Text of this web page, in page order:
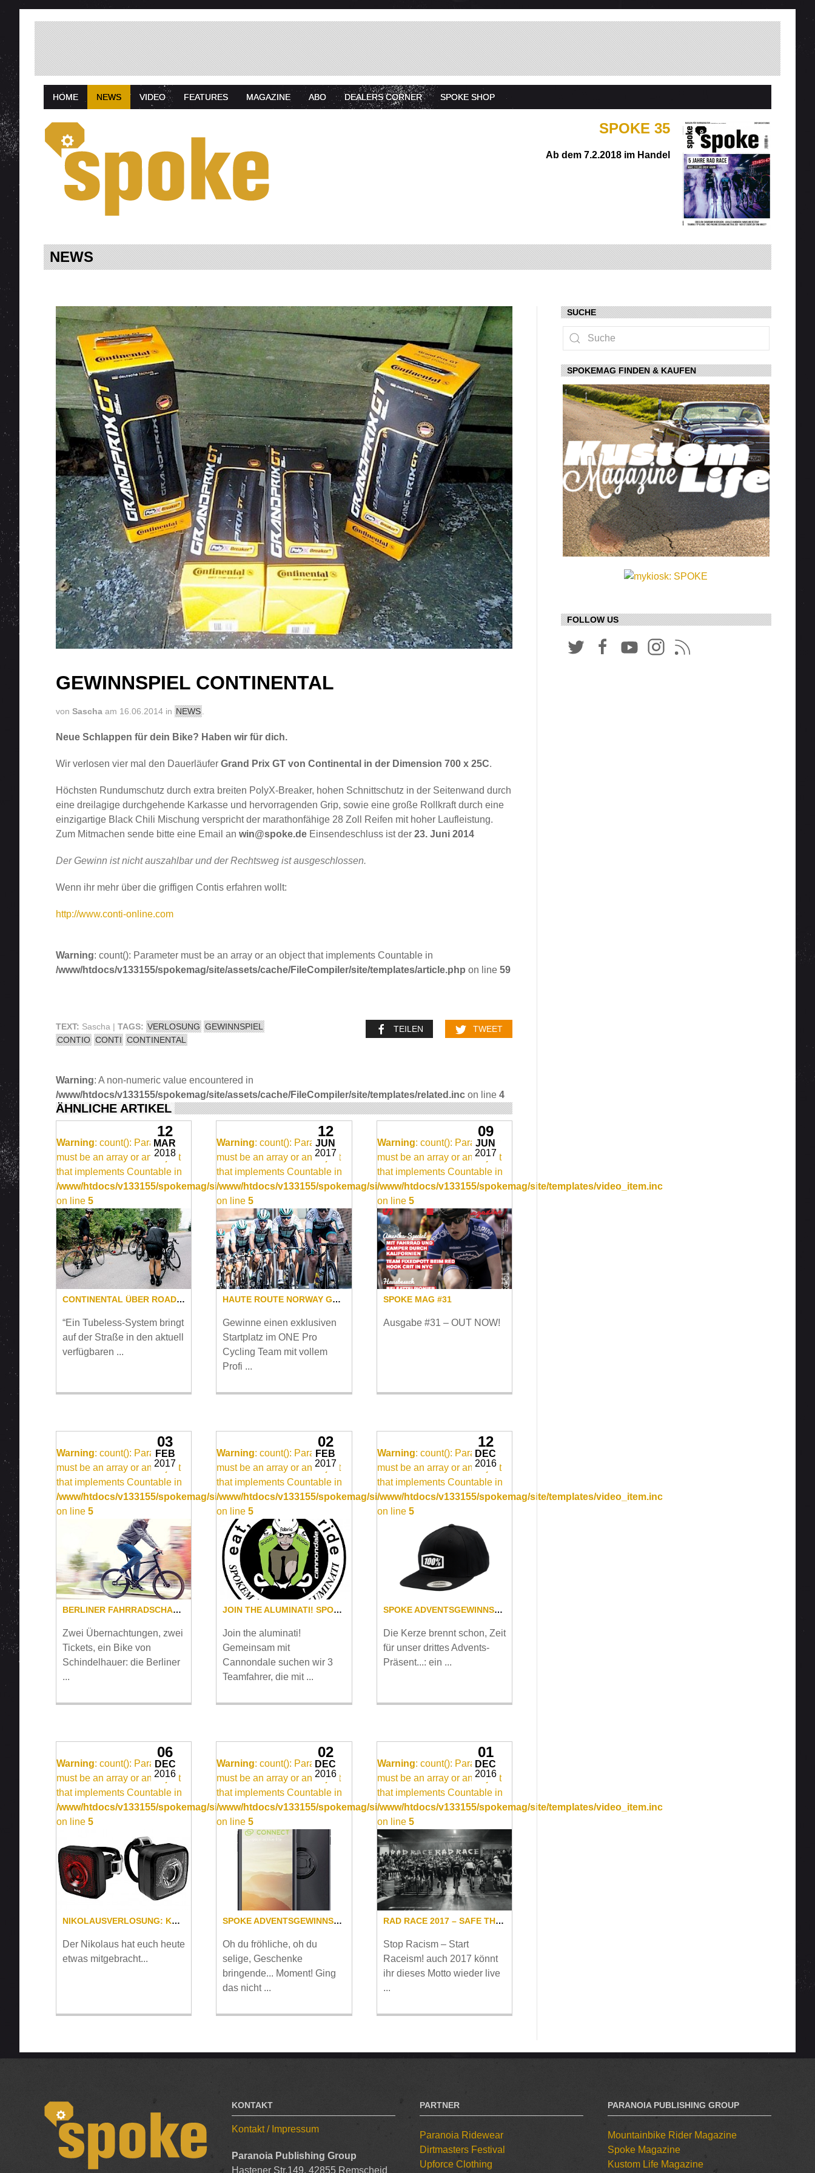
HOME NEWS VIDEO FEATURES MAGAZINE ABO DEALERS CORNER SPOKE SHOP
SPOKE 35
Ab dem 7.2.2018 im Handel
NEWS
GEWINNSPIEL CONTINENTAL
von Sascha am 16.06.2014 in NEWS
Neue Schlappen für dein Bike? Haben wir für dich.
Wir verlosen vier mal den Dauerläufer Grand Prix GT von Continental in der Dimension 700 x 25C.
Höchsten Rundumschutz durch extra breiten PolyX-Breaker, hohen Schnittschutz in der Seitenwand durch
eine dreilagige durchgehende Karkasse und hervorragenden Grip, sowie eine große Rollkraft durch eine
einzigartige Black Chili Mischung verspricht der marathonfähige 28 Zoll Reifen mit hoher Laufleistung.
Zum Mitmachen sende bitte eine Email an win@spoke.de Einsendeschluss ist der 23. Juni 2014
Der Gewinn ist nicht auszahlbar und der Rechtsweg ist ausgeschlossen.
Wenn ihr mehr über die griffigen Contis erfahren wollt:
http://www.conti-online.com
Warning: count(): Parameter must be an array or an object that implements Countable in
/www/htdocs/v133155/spokemag/site/assets/cache/FileCompiler/site/templates/article.php on line 59
TEXT: Sascha | TAGS: VERLOSUNG GEWINNSPIEL
CONTIO CONTI CONTINENTAL
TWEET
TEILEN
Warning: A non-numeric value encountered in
/www/htdocs/v133155/spokemag/site/assets/cache/FileCompiler/site/templates/related.inc on line 4
ÄHNLICHE ARTIKEL
Warning: count(): Parameter
must be an array or an object
that implements Countable in
/www/htdocs/v133155/spokemag/site/templates/video_item.inc
on line 5
​​​​​​​CONTINENTAL ÜBER ROAD TUBELESS
“Ein Tubeless-System bringt
auf der Straße in den aktuell
verfügbaren ...
12
MAR
2018
Warning: count(): Parameter
must be an array or an object
that implements Countable in
/www/htdocs/v133155/spokemag/site/templates/video_item.inc
on line5
HAUTE ROUTE NORWAY GEWINNSPIEL
Gewinne einen exklusiven
Startplatz im ONE Pro
Cycling Team mit vollem
Profi ...
12
JUN
2017
Warning: count(): Parameter
must be an array or an object
that implements Countable in
/www/htdocs/v133155/spokemag/site/templates/video_item.inc
on line 5
SPOKE MAG #31
Ausgabe #31 – OUT NOW!
09
JUN
2017
Warning: count(): Parameter
must be an array or an object
that implements Countable in
/www/htdocs/v133155/spokemag/site/templates/video_item.inc
on line 5
BERLINER FAHRRADSCHAU: GEWINNE EIN PERFEKTES HAUPTSTADT-WOCHENENDE INKL. NEUEM BIKE!
Zwei Übernachtungen, zwei
Tickets, ein Bike von
Schindelhauer: die Berliner
...
03
FEB
2017
Warning: count(): Parameter
must be an array or an object
that implements Countable in
/www/htdocs/v133155/spokemag/site/templates/video_item.inc
on line5
JOIN THE ALUMINATI! SPOKE SUCHT DAS ETWAS ANDERE TEAM...
Join the aluminati!
Gemeinsam mit
Cannondale suchen wir 3
Teamfahrer, die mit ...
02
FEB
2017
Warning: count(): Parameter
must be an array or an object
that implements Countable in
/www/htdocs/v133155/spokemag/site/templates/video_item.inc
on line 5
SPOKE ADVENTSGEWINNSPIEL: DER DRITTE ADVENT
Die Kerze brennt schon, Zeit
für unser drittes Advents-
Präsent...: ein ...
12
DEC
2016
Warning: count(): Parameter
must be an array or an object
that implements Countable in
/www/htdocs/v133155/spokemag/site/templates/video_item.inc
on line 5
NIKOLAUSVERLOSUNG: KNOG BLINDER MOB STVZO FAHRRADLAMPEN SET
Der Nikolaus hat euch heute
etwas mitgebracht...
06
DEC
2016
Warning: count(): Parameter
must be an array or an object
that implements Countable in
/www/htdocs/v133155/spokemag/site/templates/video_item.inc
on line5
SPOKE ADVENTSGEWINNSPIEL TEIL 2
Oh du fröhliche, oh du
selige, Geschenke
bringende... Moment! Ging
das nicht ...
02
DEC
2016
Warning: count(): Parameter
must be an array or an object
that implements Countable in
/www/htdocs/v133155/spokemag/site/templates/video_item.inc
on line 5
RAD RACE 2017 – SAFE THE DATES!
Stop Racism – Start
Raceism! auch 2017 könnt
ihr dieses Motto wieder live
...
01
DEC
2016
SUCHE
SPOKEMAG FINDEN & KAUFEN
FOLLOW US
KONTAKT
Kontakt / Impressum
Paranoia Publishing Group
Hastener Str.149, 42855 Remscheid
PARTNER
Paranoia Ridewear
Dirtmasters Festival
Upforce Clothing
PARANOIA PUBLISHING GROUP
Mountainbike Rider Magazine
Spoke Magazine
Kustom Life Magazine